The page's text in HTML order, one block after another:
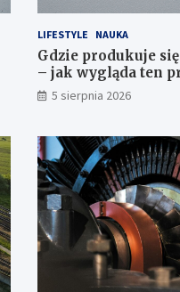
LIFESTYLE NAUKA
Gdzie produkuje
– jak wygląda ten
5 sierpnia 2026